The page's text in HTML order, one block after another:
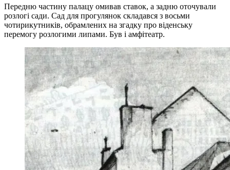
Передню частину палацу омивав ставок, а задню оточували
розлогі сади. Сад для прогулянок складався з восьми
чотирикутників, обрамлених на згадку про віденську
перемогу розлогими липами. Був і амфітеатр.